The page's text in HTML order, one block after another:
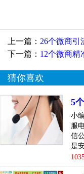
用微信小程序做淘宝
申请注册。目前小程
情]
top3 淘宝客小程
之前小编已经详细
是制作和开发出来
补充一下淘宝客小
助。
上一篇： 26个微商引
下一篇： 12个微商精
猜你喜欢
5
小
服
信
是